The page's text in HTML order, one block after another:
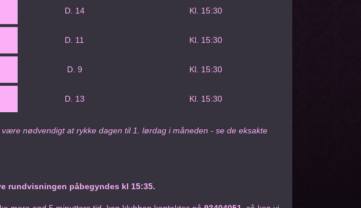
D. 14 Kl. 15:30
D. 11 Kl. 15:30
D. 9 Kl. 15:30
D. 13 Kl. 15:30
nødvendigt at rykke dagen til 1. lørdag i måneden - se de eksakte
rundvisningen påbegyndes kl 15:35.